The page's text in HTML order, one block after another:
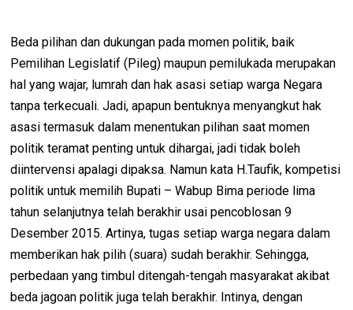
Beda pilihan dan dukungan pada momen politik, baik
Pemilihan Legislatif (Pileg) maupun pemilukada merupakan
hal yang wajar, lumrah dan hak asasi setiap warga Negara
tanpa terkecuali. Jadi, apapun bentuknya menyangkut hak
asasi termasuk dalam menentukan pilihan saat momen
politik teramat penting untuk dihargai, jadi tidak boleh
diintervensi apalagi dipaksa. Namun kata H.Taufik, kompetisi
politik untuk memilih Bupati – Wabup Bima periode lima
tahun selanjutnya telah berakhir usai pencoblosan 9
Desember 2015. Artinya, tugas setiap warga negara dalam
memberikan hak pilih (suara) sudah berakhir. Sehingga,
perbedaan yang timbul ditengah-tengah masyarakat akibat
beda jagoan politik juga telah berakhir. Intinya, dengan